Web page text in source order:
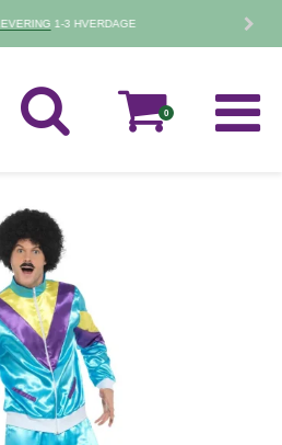
30 DAGESFORTRYDELSESRET
0